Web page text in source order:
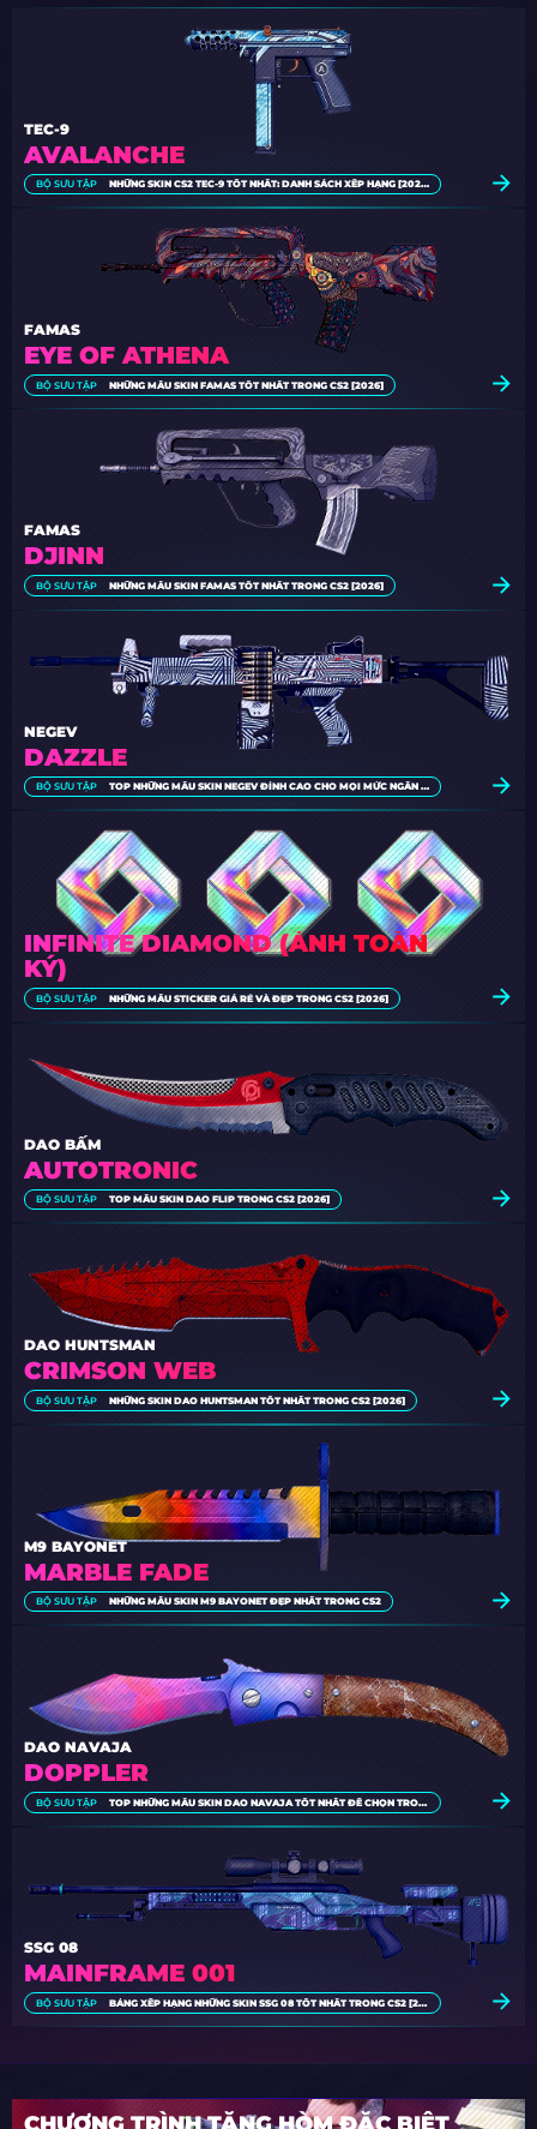
AVALANCHE
TEC-9
BỘ SƯU TẬP NHỮNG SKIN CS2 TEC-9 TỐT NHẤT: DANH SÁCH XẾP HẠNG [2026]
EYE OF ATHENA
FAMAS
BỘ SƯU TẬP NHỮNG MẪU SKIN FAMAS TỐT NHẤT TRONG CS2 [2026]
DJINN
FAMAS
BỘ SƯU TẬP NHỮNG MẪU SKIN FAMAS TỐT NHẤT TRONG CS2 [2026]
DAZZLE
NEGEV
BỘ SƯU TẬP TOP NHỮNG MẪU SKIN NEGEV ĐỈNH CAO CHO MỌI MỨC NGÂN SÁCH [2026]
INFINITE DIAMOND (ẢNH TOÀN
KÝ)
BỘ SƯU TẬP NHỮNG MẪU STICKER GIÁ RẺ VÀ ĐẸP TRONG CS2 [2026]
AUTOTRONIC
DAO BẤM
BỘ SƯU TẬP TOP MẪU SKIN DAO FLIP TRONG CS2 [2026]
CRIMSON WEB
DAO HUNTSMAN
BỘ SƯU TẬP NHỮNG SKIN DAO HUNTSMAN TỐT NHẤT TRONG CS2 [2026]
MARBLE FADE
M9 BAYONET
BỘ SƯU TẬP NHỮNG MẪU SKIN M9 BAYONET ĐẸP NHẤT TRONG CS2
DOPPLER
DAO NAVAJA
BỘ SƯU TẬP TOP NHỮNG MẪU SKIN DAO NAVAJA TỐT NHẤT ĐỂ CHỌN TRONG CS2 [2026]
MAINFRAME 001
SSG 08
BỘ SƯU TẬP BẢNG XẾP HẠNG NHỮNG SKIN SSG 08 TỐT NHẤT TRONG CS2 [2026]